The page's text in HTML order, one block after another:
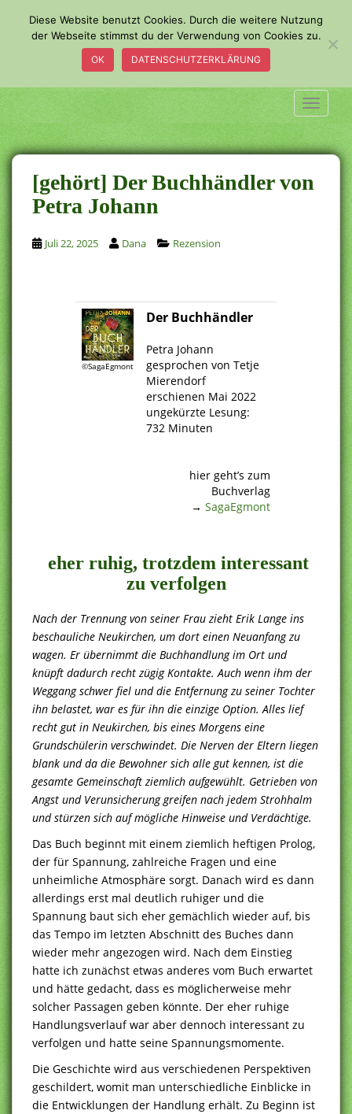
o
m
a
i
n
c
o
n
t
e
n
t
[gehört] Der Buchhändler von
Petra Johann
Juli 22, 2025 Dana Rezension
©SagaEgmont
Der Buchhändler
Petra Johann
gesprochen von Tetje
Mierendorf
erschienen Mai 2022
ungekürzte Lesung:
732 Minuten
hier geht’s zum
Buchverlag
→ SagaEgmont
eher ruhig, trotzdem interessant
zu verfolgen
Nach der Trennung von seiner Frau zieht Erik Lange ins
beschauliche Neukirchen, um dort einen Neuanfang zu
wagen. Er übernimmt die Buchhandlung im Ort und
knüpft dadurch recht zügig Kontakte. Auch wenn ihm der
Weggang schwer fiel und die Entfernung zu seiner Tochter
ihn belastet, war es für ihn die einzige Option. Alles lief
recht gut in Neukirchen, bis eines Morgens eine
Grundschülerin verschwindet. Die Nerven der Eltern liegen
blank und da die Bewohner sich alle gut kennen, ist die
gesamte Gemeinschaft ziemlich aufgewühlt. Getrieben von
Angst und Verunsicherung greifen nach jedem Strohhalm
und stürzen sich auf mögliche Hinweise und Verdächtige.
Das Buch beginnt mit einem ziemlich heftigen Prolog,
der für Spannung, zahlreiche Fragen und eine
unheimliche Atmosphäre sorgt. Danach wird es dann
allerdings erst mal deutlich ruhiger und die
Spannung baut sich eher gemächlich wieder auf, bis
das Tempo im letzten Abschnitt des Buches dann
wieder mehr angezogen wird. Nach dem Einstieg
hatte ich zunächst etwas anderes vom Buch erwartet
und hätte gedacht, dass es möglicherweise mehr
solcher Passagen geben könnte. Der eher ruhige
Handlungsverlauf war aber dennoch interessant zu
verfolgen und hatte seine Spannungsmomente.
Die Geschichte wird aus verschiedenen Perspektiven
geschildert, womit man unterschiedliche Einblicke in
die Entwicklungen der Handlung erhält. Zu Beginn ist
Diese Website benutzt Cookies. Durch die weitere Nutzung
der Webseite stimmst du der Verwendung von Cookies zu.
OK DATENSCHUTZERKLÄRUNG